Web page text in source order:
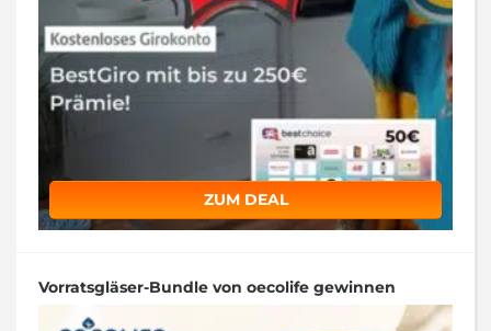
ZUM DEAL
Vorratsgläser-Bundle von oecolife gewinnen